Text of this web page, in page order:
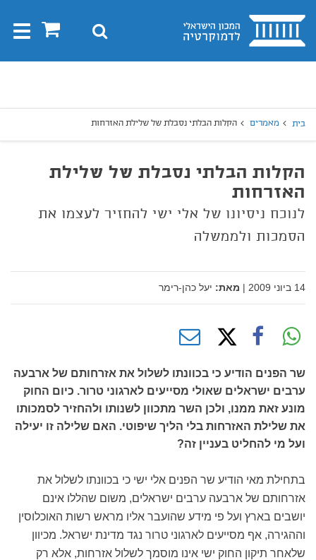
בית 0 חיפוש
בית מאמרים הקלות הבלתי נסבלת של שלילת האזרחות
הקלות הבלתי נסבלת של שלילת
האזרחות
לנוכח ניסיונו של אלי ישי להחזיר לעצמו את
הסמכות ולממשלה
14 ביוני 2009 | מאת: יעל כהן-רימר
שר הפנים הודיע כי בכוונתו לשלול את אזרחותם של ארבעה
ערבים ישראלים שאולי מסייעים לארגוני טרור. כיום החוק
מונע זאת ממנו, ולכן השר מתכוון לשנותו ולהחזיר לסמכותו
את שלילת האזרחות בלי הליך שיפוטי. האם שלילה זו יעילה
ועל מי להחליט בעניין זה?
בתחילת מאי הודיע שר הפנים אלי ישי כי בכוונתו לשלול את
אזרחותם של ארבעה ערבים ישראלים, משום שהללו אינם
יושבים בארץ ועל פי מידע שהועבר אליו מראש רשות האוכלוסין
וההגירה, אף מסייעים לארגוני טרור נגד מדינת ישראל. מכיוון
שלאחר תיקון החוק ישי אינו מוסמך לשלול אזרחות, אלא רק